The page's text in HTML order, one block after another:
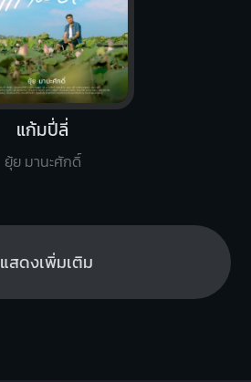
แก้มปี่ลี่
ยุ้ย มานะศักดิ์
แสดงเพิ่มเติม